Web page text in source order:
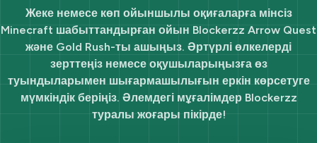
Жеке немесе көп ойыншылы оқиғаларға мінсіз
Minecraft шабыттандырған ойын Blockerzz Arrow Quest
және Gold Rush-ты ашыңыз. Әртүрлі өлкелерді
зерттеңіз немесе оқушыларыңызға өз
туындыларымен шығармашылығын еркін көрсетуге
мүмкіндік беріңіз. Әлемдегі мұғалімдер Blockerzz
туралы жоғары пікірде!